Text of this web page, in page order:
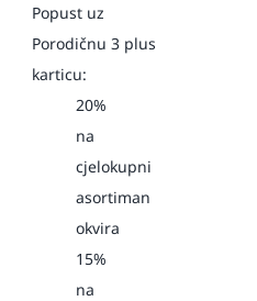
Popust uz
Porodičnu 3 plus
karticu:
20%
na
cjelokupni
asortiman
okvira
15%
na